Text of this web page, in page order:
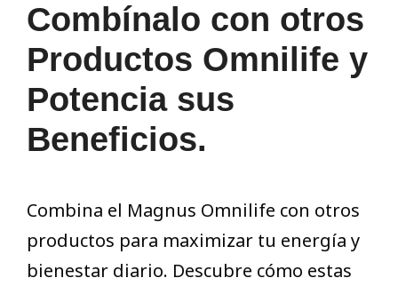
Combínalo con otros
Productos Omnilife y
Potencia sus
Beneficios.
Combina el Magnus Omnilife con otros
productos para maximizar tu energía y
bienestar diario. Descubre cómo estas